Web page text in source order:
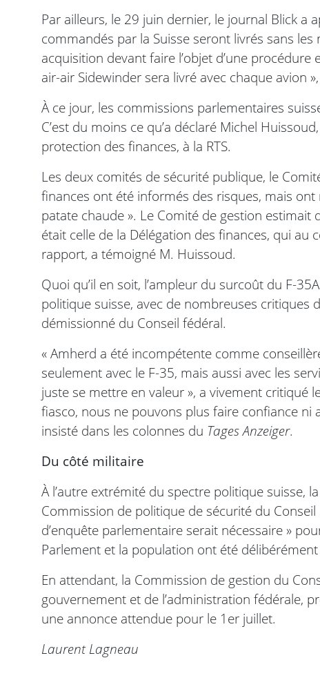
Par ailleurs, le 29 juin dernier, le journal Blick a
commandés par la Suisse seront livrés sans les
acquisition devant faire l’objet d’une
air-air Sidewinder sera livré avec chaque avion
À ce jour, les commissions parlementaires
C’est du moins ce qu’a déclaré Michel
protection des finances, à la RTS.
Les deux comités de sécurité publique, le
finances ont été informés des risques, mais
patate chaude ». Le Comité de gestion
était celle de la Délégation des finances, qui
rapport, a témoigné M. Huissoud.
Quoi qu’il en soit, l’ampleur du surcoût du F-
politique suisse, avec de nombreuses critiques
démissionné du Conseil fédéral.
« Amherd a été incompétente comme
seulement avec le F-35, mais aussi avec les
juste se mettre en valeur », a vivement critiqué
fiasco, nous ne pouvons plus faire confiance ni
insisté dans les colonnes du Tages Anzeiger.
Du côté militaire
À l’autre extrémité du spectre politique suisse,
Commission de politique de sécurité du
d’enquête parlementaire serait nécessaire »
Parlement et la population ont été
En attendant, la Commission de gestion du
gouvernement et de l’administration fédérale,
une annonce attendue pour le 1er juillet.
Laurent Lagneau